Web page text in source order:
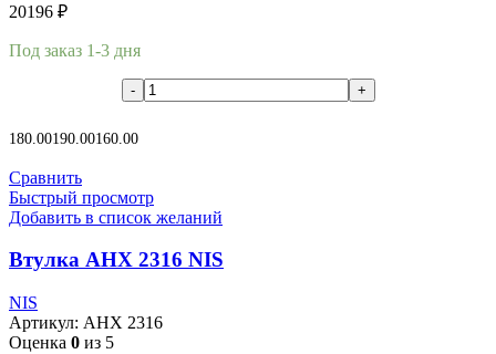
20196 ₽
Под заказ 1-3 дня
180.00190.00160.00
Сравнить
Быстрый просмотр
Добавить в список желаний
Втулка AHX 2316 NIS
NIS
Артикул: AHX 2316
Оценка 0 из 5